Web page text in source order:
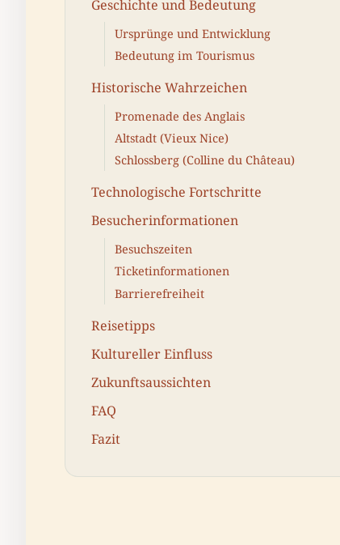
Geschichte und Bedeutung
Ursprünge und Entwicklung
Bedeutung im Tourismus
Historische Wahrzeichen
Promenade des Anglais
Altstadt (Vieux Nice)
Schlossberg (Colline du Château)
Technologische Fortschritte
Besucherinformationen
Besuchszeiten
Ticketinformationen
Barrierefreiheit
Reisetipps
Kultureller Einfluss
Zukunftsaussichten
FAQ
Fazit